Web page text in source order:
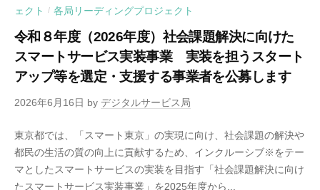
ェクト
/ 各局リーディングプロジェクト
令和８年度（2026年度）社会課題解決に向けた
スマートサービス実装事業 実装を担うスタート
アップ等を選定・支援する事業者を公募します
2026年6月16日 by デジタルサービス局
東京都では、「スマート東京」の実現に向け、社会課題の解決や
都民の生活の質の向上に貢献するため、インクルーシブ※をテー
マとしたスマートサービスの実装を目指す「社会課題解決に向け
たスマートサービス実装事業」を2025年度から...